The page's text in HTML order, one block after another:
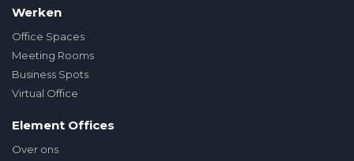
Werken
Office Spaces
Meeting Rooms
Business Spots
Virtual Office
Element Offices
Over ons